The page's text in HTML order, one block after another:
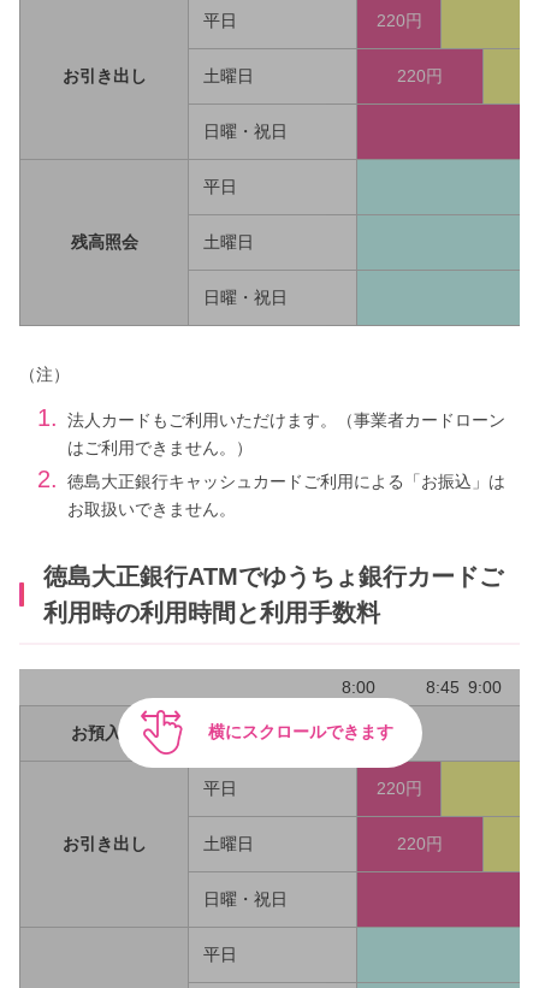
お引き出し
平日 220円
土曜日 220円
日曜・祝日
残高照会
平日
土曜日
日曜・祝日
（注）
1.
法人カードもご利用いただけます。（事業者カードローン
はご利用できません。）
2.
徳島大正銀行キャッシュカードご利用による「お振込」は
お取扱いできません。
徳島大正銀行ATMでゆうちょ銀行カードご
利用時の利用時間と利用手数料
8:00 8:45 9:00
お預入れ
お引き出し
平日 220円
土曜日 220円
日曜・祝日
平日
横にスクロールできます